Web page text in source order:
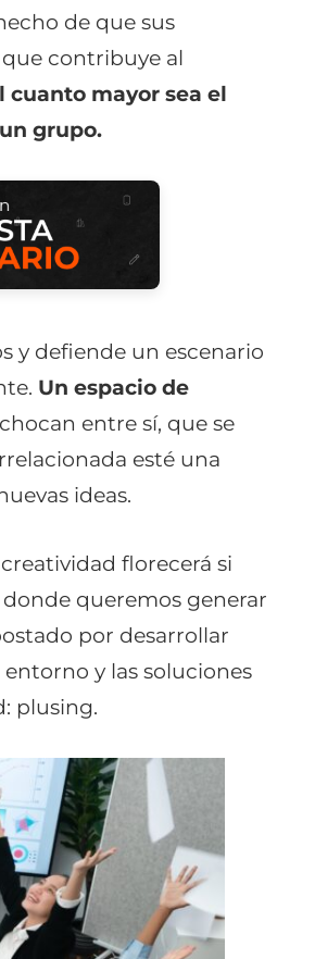
de que sus
contribuye al
cuanto mayor sea el
grupo.
y defiende un escenario
Un espacio de
entre sí, que se
esté una
ideas.
florecerá si
queremos generar
por desarrollar
y las soluciones
plusing.